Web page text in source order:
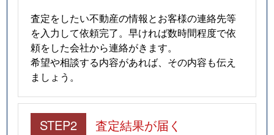
査定をしたい不動産の情報とお客様の連絡先等
を入力して依頼完了。早ければ数時間程度で依
頼をした会社から連絡がきます。
希望や相談する内容があれば、その内容も伝え
ましょう。
STEP2 査定結果が届く